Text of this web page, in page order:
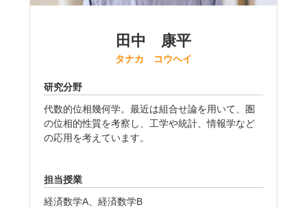
田中 康平
タナカ コウヘイ
研究分野
代数的位相幾何学。最近は組合せ論を用いて、圏
の位相的性質を考察し、工学や統計、情報学など
の応用を考えています。
担当授業
経済数学A、経済数学B